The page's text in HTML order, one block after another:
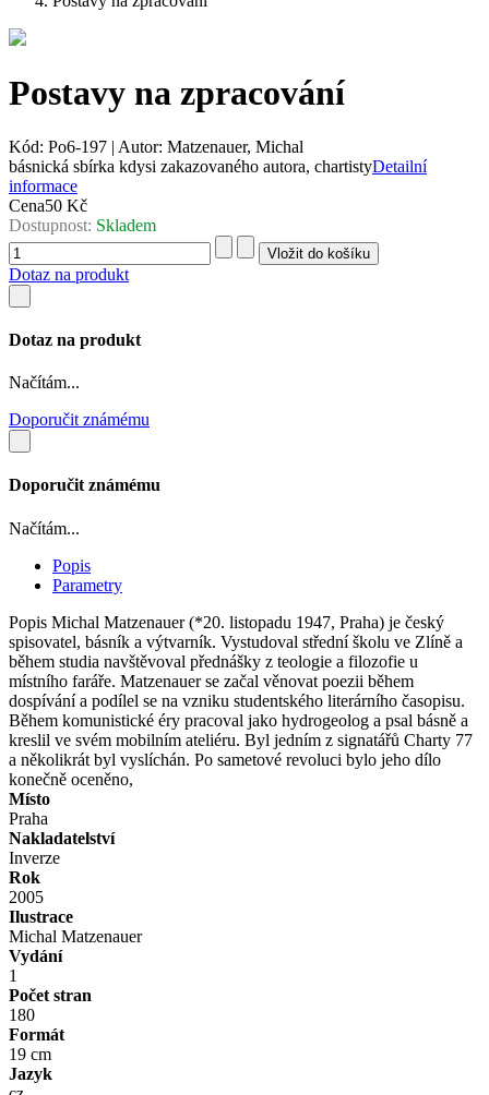
Postavy na zpracování
Kód: Po6-197 | Autor: Matzenauer, Michal
básnická sbírka kdysi zakazovaného autora, chartistyDetailní
informace
Cena50 Kč
Dostupnost: Skladem
Dotaz na produkt
Dotaz na produkt
Načítám...
Doporučit známému
Doporučit známému
Načítám...
Popis
Parametry
Popis Michal Matzenauer (*20. listopadu 1947, Praha) je český
spisovatel, básník a výtvarník. Vystudoval střední školu ve Zlíně a
během studia navštěvoval přednášky z teologie a filozofie u
místního faráře. Matzenauer se začal věnovat poezii během
dospívání a podílel se na vzniku studentského literárního časopisu.
Během komunistické éry pracoval jako hydrogeolog a psal básně a
kreslil ve svém mobilním ateliéru. Byl jedním z signatářů Charty 77
a několikrát byl vyslíchán. Po sametové revoluci bylo jeho dílo
konečně oceněno,
Místo
Praha
Nakladatelství
Inverze
Rok
2005
Ilustrace
Michal Matzenauer
Vydání
1
Počet stran
180
Formát
19 cm
Jazyk